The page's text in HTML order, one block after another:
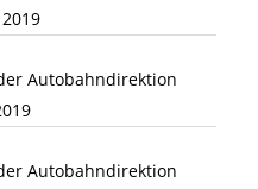
Autobahndirektion
Autobahndirektion